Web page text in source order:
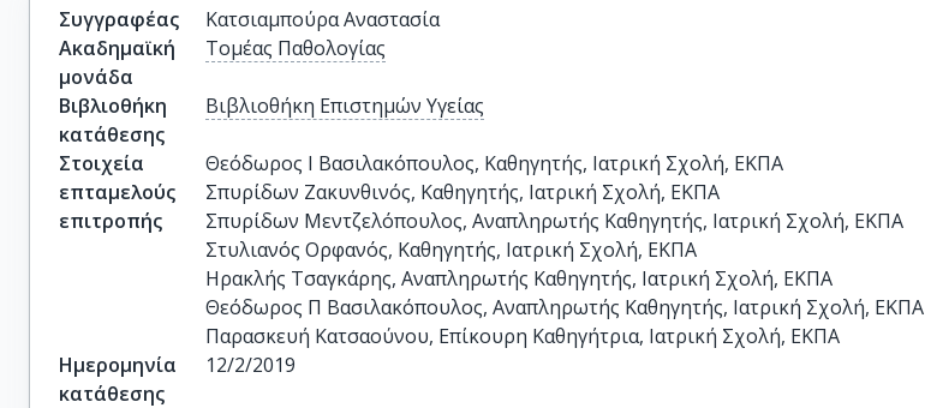
Συγγραφέας
Κατσιαμπούρα Αναστασία
Ακαδημαϊκή
μονάδα
Τομέας Παθολογίας
Βιβλιοθήκη
κατάθεσης
Βιβλιοθήκη Επιστημών Υγείας
Στοιχεία
επταμελούς
επιτροπής
Θεόδωρος Ι Βασιλακόπουλος, Καθηγητής, Ιατρική Σχολή, ΕΚΠΑ
Σπυρίδων Ζακυνθινός, Καθηγητής, Ιατρική Σχολή, ΕΚΠΑ
Σπυρίδων Μεντζελόπουλος, Αναπληρωτής Καθηγητής, Ιατρική Σχολή, ΕΚΠΑ
Στυλιανός Ορφανός, Καθηγητής, Ιατρική Σχολή, ΕΚΠΑ
Ηρακλής Τσαγκάρης, Αναπληρωτής Καθηγητής, Ιατρική Σχολή, ΕΚΠΑ
Θεόδωρος Π Βασιλακόπουλος, Αναπληρωτής Καθηγητής, Ιατρική Σχολή, ΕΚΠΑ
Παρασκευή Κατσαούνου, Επίκουρη Καθηγήτρια, Ιατρική Σχολή, ΕΚΠΑ
Ημερομηνία
κατάθεσης
12/2/2019